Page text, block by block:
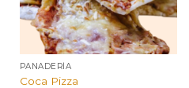
PANADERÍA
Coca Pizza